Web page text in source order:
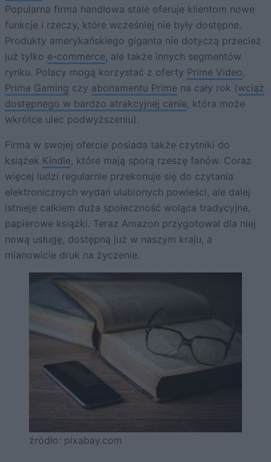
Popularna firma handlowa stale oferuje klientom nowe
funkcje i rzeczy, które wcześniej nie były dostępne.
Produkty amerykańskiego giganta nie dotyczą przecież
już tylko e-commerce, ale także innych segmentów
rynku. Polacy mogą korzystać z oferty Prime Video,
Prime Gaming czy abonamentu Prime na cały rok (wciąż
dostępnego w bardzo atrakcyjnej cenie, która może
wkrótce ulec podwyższeniu).
Firma w swojej ofercie posiada także czytniki do
książek Kindle, które mają sporą rzeszę fanów. Coraz
więcej ludzi regularnie przekonuje się do czytania
elektronicznych wydań ulubionych powieści, ale dalej
istnieje całkiem duża społeczność woląca tradycyjne,
papierowe książki. Teraz Amazon przygotował dla niej
nową usługę, dostępną już w naszym kraju, a
mianowicie druk na życzenie.
źródło: pixabay.com